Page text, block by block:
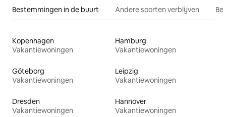
Bestemmingen in de buurt Andere soorten verblijven
Kopenhagen
Vakantiewoningen
Hamburg
Vakantiewoningen
Göteborg
Vakantiewoningen
Leipzig
Vakantiewoningen
Dresden
Vakantiewoningen
Hannover
Vakantiewoningen